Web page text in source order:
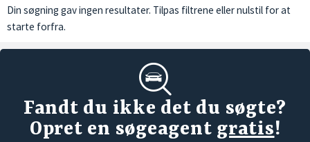
Din søgning gav ingen resultater. Tilpas filtrene ellernulstil for at
starte forfra.
Fandt du ikke det du søgte?
Opret en søgeagent gratis!